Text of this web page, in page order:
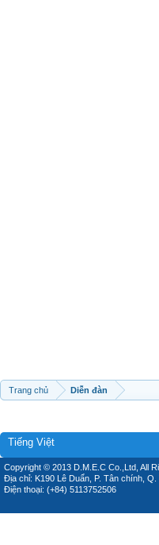
Trang chủ Diễn đàn
Tiếng Việt
Copyright © 2013 D.M.E.C Co.,Ltd, All
Địa chỉ: K190 Lê Duẩn, P. Tân chính,
Điện thoại: (+84) 5113752506